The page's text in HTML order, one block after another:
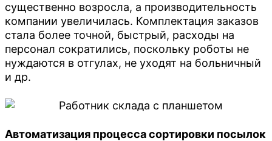
существенно возросла, а производительность
компании увеличилась. Комплектация заказов
стала более точной, быстрый, расходы на
персонал сократились, поскольку роботы не
нуждаются в отгулах, не уходят на больничный
и др.
Автоматизация процесса сортировки посылок